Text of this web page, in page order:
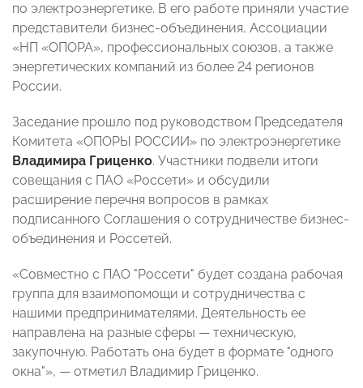
по электроэнергетике. В его работе приняли участие
представители бизнес-объединения, Ассоциации
«НП «ОПОРА», профессиональных союзов, а также
энергетических компаний из более 24 регионов
России.
Заседание прошло под руководством Председателя
Комитета «ОПОРЫ РОССИИ» по электроэнергетике
Владимира Гриценко. Участники подвели итоги
совещания с ПАО «Россети» и обсудили
расширение перечня вопросов в рамках
подписанного Соглашения о сотрудничестве бизнес-
объединения и Россетей.
«Совместно с ПАО "Россети" будет создана рабочая
группа для взаимопомощи и сотрудничества с
нашими предпринимателями. Деятельность ее
направлена на разные сферы — техническую,
закупочную. Работать она будет в формате "одного
окна"», — отметил Владимир Гриценко.